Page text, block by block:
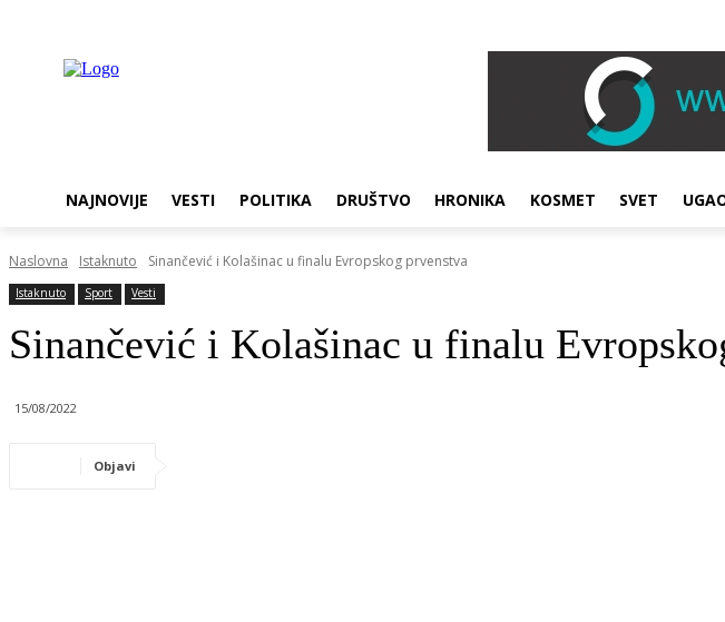
NAJNOVIJE VESTI POLITIKA DRUŠTVO HRONIKA KOSMET SVET
Naslovna Istaknuto Sinančević i Kolašinac u finalu Evropskog prvenstva
Istaknuto Sport Vesti
Sinančević i Kolašinac u finalu
15/08/2022
Objavi